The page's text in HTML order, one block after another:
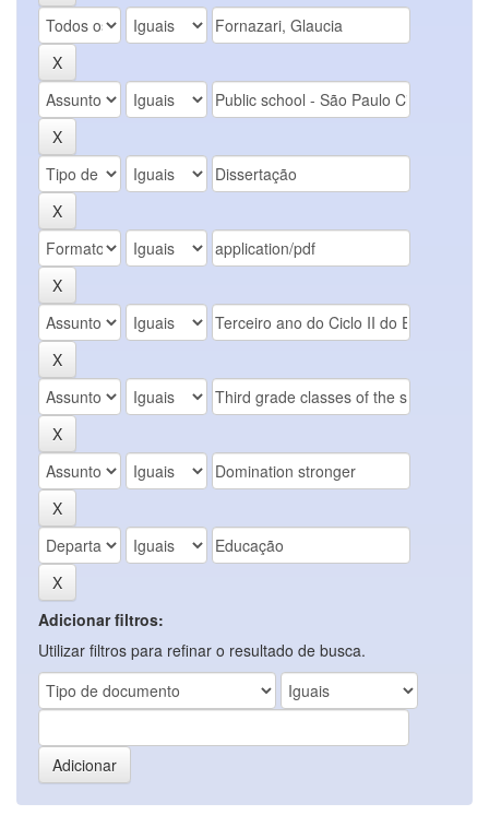
Adicionar filtros:
Utilizar filtros para refinar o resultado de busca.